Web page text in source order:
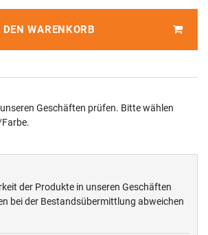
DEN WARENKORB
Geschäften prüfen. Bitte wählen
der Produkte in unseren Geschäften
bei der Bestandsübermittlung abweichen